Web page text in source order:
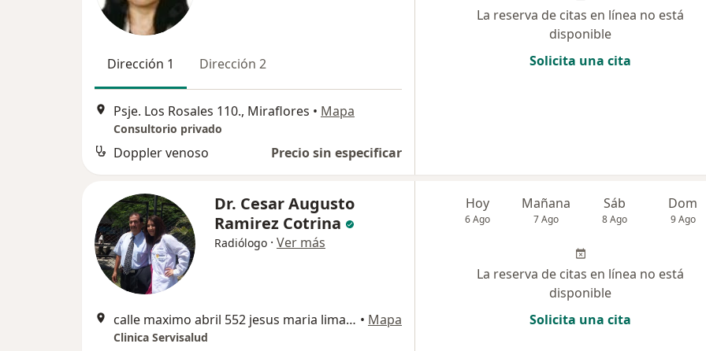
Dirección 1 Dirección 2
Psje. Los Rosales 110., Miraflores • Mapa
Consultorio privado
Doppler venoso Precio sin especificar
La reserva de citas en línea no está
disponible
Solicita una cita
Dr. Cesar Augusto
Ramirez Cotrina
Radiólogo · Ver más
calle maximo abril 552 jesus maria lima, Lima • Mapa
Clinica Servisalud
Hoy
6 Ago
Mañana
7 Ago
Sáb
8 Ago
Dom
9 Ago
La reserva de citas en línea no está
disponible
Solicita una cita